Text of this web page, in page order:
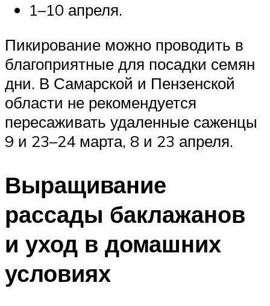
1–10 апреля.
Пикирование можно проводить в
благоприятные для посадки семян
дни. В Самарской и Пензенской
области не рекомендуется
пересаживать удаленные саженцы
9 и 23–24 марта, 8 и 23 апреля.
Выращивание
рассады баклажанов
и уход в домашних
условиях